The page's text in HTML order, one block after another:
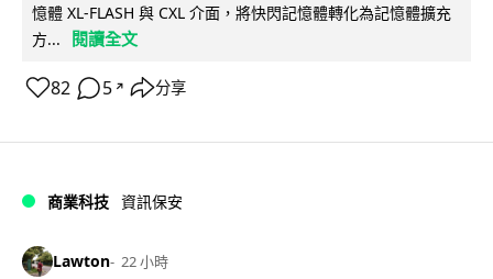
憶體 XL-FLASH 與 CXL 介面，將快閃記憶體轉化為記憶體擴充
方...
閱讀全文
82 5 ↗ 分享
商業科技 資訊保安
Lawton 22 小時